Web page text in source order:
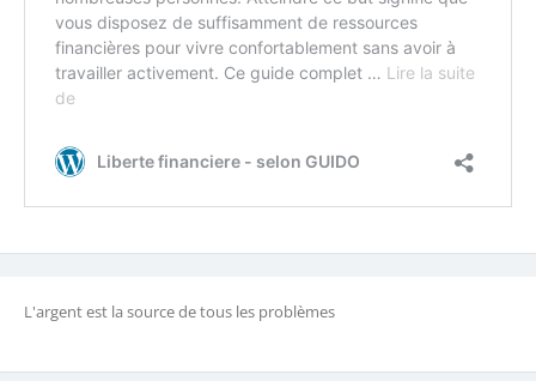
L'argent est la source de tous les problèmes